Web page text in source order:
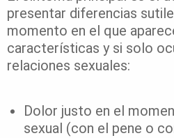
presentar diferencias
momento en el que
características y si solo
relaciones sexuales:
Dolor justo en el
sexual (con el pene o